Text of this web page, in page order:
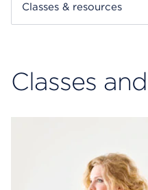
Classes & resources
Classes